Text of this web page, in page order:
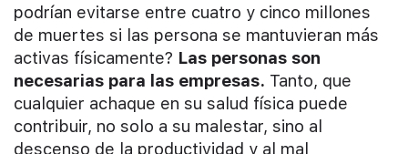
podrían evitarse entre cuatro y cinco millones
de muertes si las persona se mantuvieran más
activas físicamente? Las personas son
necesarias para las empresas. Tanto, que
cualquier achaque en su salud física puede
contribuir, no solo a su malestar, sino al
descenso de la productividad y al mal